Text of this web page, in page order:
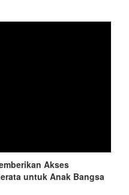
Akses
untuk Anak Bangsa